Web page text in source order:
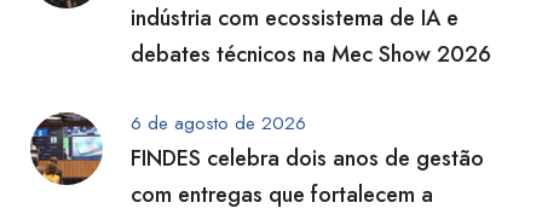
indústria com ecossistema de IA e
debates técnicos na Mec Show 2026
6 de agosto de 2026
FINDES celebra dois anos de gestão
com entregas que fortalecem a